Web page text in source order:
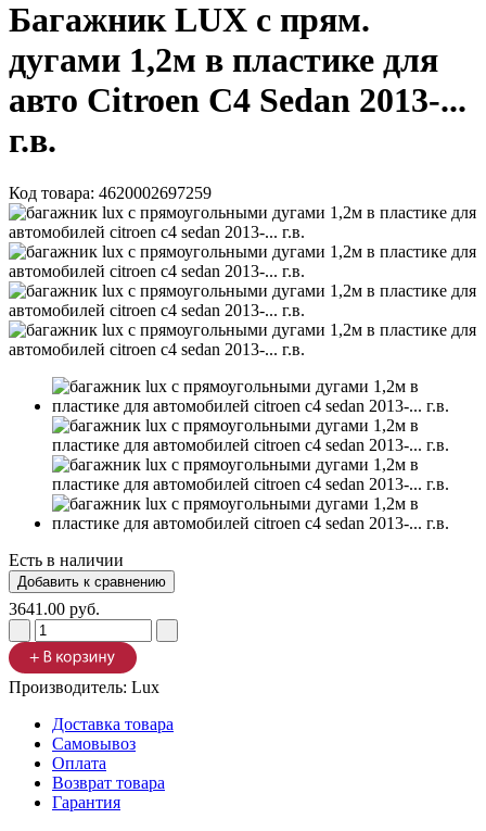
Багажник LUX с прям.
дугами 1,2м в пластике для
авто Citroen C4 Sedan 2013-...
г.в.
Код товара: 4620002697259
Есть в наличии
3641.00 руб.
Производитель: Lux
Доставка товара
Самовывоз
Оплата
Возврат товара
Гарантия